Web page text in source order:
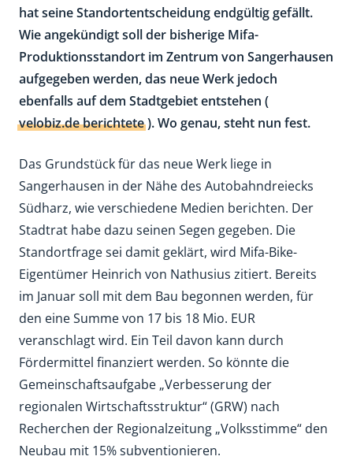
hat seine Standortentscheidung endgültig gefällt.
Wie angekündigt soll der bisherige Mifa-
Produktionsstandort im Zentrum von Sangerhausen
aufgegeben werden, das neue Werk jedoch
ebenfalls auf dem Stadtgebiet entstehen (
velobiz.de berichtete). Wo genau, steht nun fest.
Das Grundstück für das neue Werk liege in
Sangerhausen in der Nähe des Autobahndreiecks
Südharz, wie verschiedene Medien berichten. Der
Stadtrat habe dazu seinen Segen gegeben. Die
Standortfrage sei damit geklärt, wird Mifa-Bike-
Eigentümer Heinrich von Nathusius zitiert. Bereits
im Januar soll mit dem Bau begonnen werden, für
den eine Summe von 17 bis 18 Mio. EUR
veranschlagt wird. Ein Teil davon kann durch
Fördermittel finanziert werden. So könnte die
Gemeinschaftsaufgabe „Verbesserung der
regionalen Wirtschaftsstruktur“ (GRW) nach
Recherchen der Regionalzeitung „Volksstimme“ den
Neubau mit 15% subventionieren.